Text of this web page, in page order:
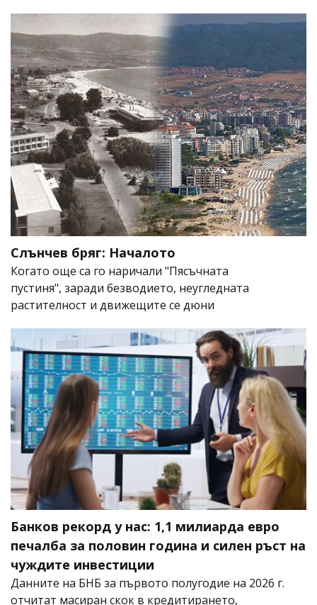
Слънчев бряг: Началото
Когато още са го наричали "Пясъчната
пустиня", заради безводието, неугледната
растителност и движещите се дюни
Банков рекорд у нас: 1,1 милиарда евро
печалба за половин година и силен ръст на
чуждите инвестиции
Данните на БНБ за първото полугодие на 2026 г.
отчитат масиран скок в кредитирането,